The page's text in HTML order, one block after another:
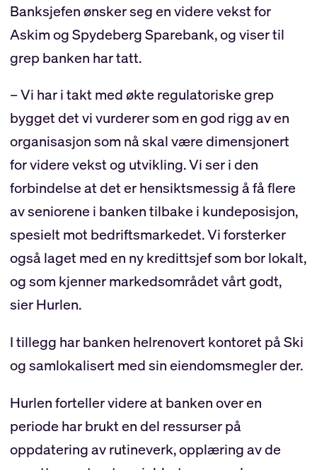
Banksjefen ønsker seg en videre vekst for
Askim og Spydeberg Sparebank, og viser til
grep banken har tatt.
– Vi har i takt med økte regulatoriske grep
bygget det vi vurderer som en god rigg av en
organisasjon som nå skal være dimensjonert
for videre vekst og utvikling. Vi ser i den
forbindelse at det er hensiktsmessig å få flere
av seniorene i banken tilbake i kundeposisjon,
spesielt mot bedriftsmarkedet. Vi forsterker
også laget med en ny kredittsjef som bor lokalt,
og som kjenner markedsområdet vårt godt,
sier Hurlen.
I tillegg har banken helrenovert kontoret på Ski
og samlokalisert med sin eiendomsmegler der.
Hurlen forteller videre at banken over en
periode har brukt en del ressurser på
oppdatering av rutineverk, opplæring av de